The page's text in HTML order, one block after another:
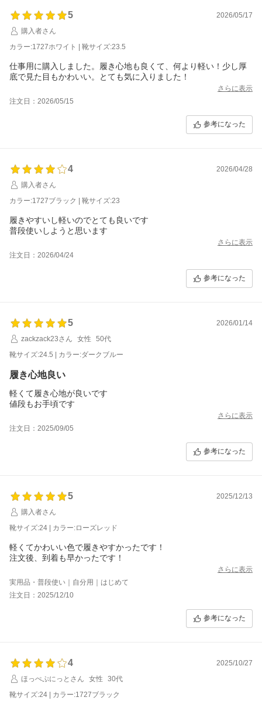
5
2026/05/17
購入者さん
カラー:1727ホワイト | 靴サイズ:23.5
仕事用に購入しました。履き心地も良くて、何より軽い！少し厚
底で見た目もかわいい。とても気に入りました！
さらに表示
注文日：2026/05/15
参考になった
4
2026/04/28
購入者さん
カラー:1727ブラック | 靴サイズ:23
履きやすいし軽いのでとても良いです
普段使いしようと思います
さらに表示
注文日：2026/04/24
参考になった
5
2026/01/14
zackzack23さん
女性
50代
靴サイズ:24.5 | カラー:ダークブルー
履き心地良い
軽くて履き心地が良いです
値段もお手頃です
さらに表示
注文日：2025/09/05
参考になった
5
2025/12/13
購入者さん
靴サイズ:24 | カラー:ローズレッド
軽くてかわいい色で履きやすかったです！
注文後、到着も早かったです！
さらに表示
実用品・普段使い｜自分用｜はじめて
注文日：2025/12/10
参考になった
4
2025/10/27
ほっぺぷにっとさん
女性
30代
靴サイズ:24 | カラー:1727ブラック